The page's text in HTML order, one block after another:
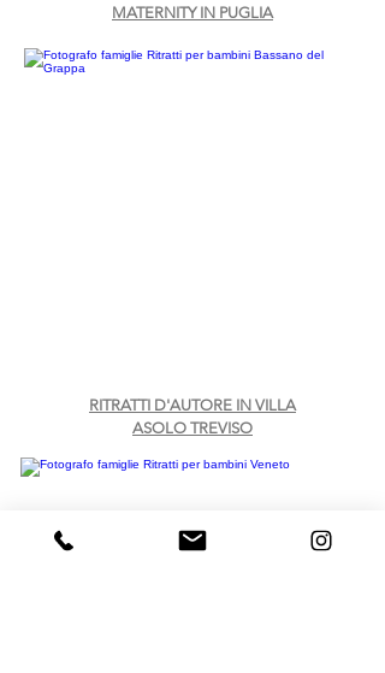
MATERNITY IN PUGLIA
RITRATTI D'AUTORE IN VILLA
ASOLO TREVISO